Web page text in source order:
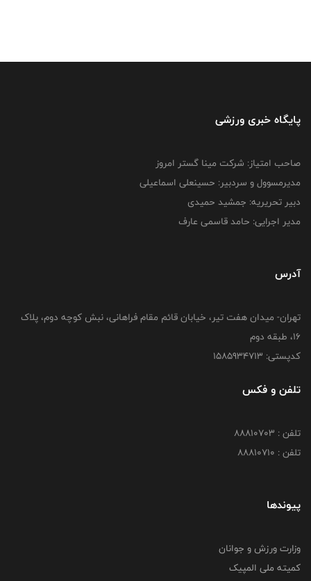
پایگاه خبری ورزشی
صاحب امتیاز: شرکت مینا گستر امروز
مدیرمسوول و سردبیر: حسینعلی اسماعیلی
دبیر تحریریه: جمشید حمیدی
مدیر اجرایی: حامد قاسمی عارف
آدرس
تهران- میدان هفت تیر، خیابان قائم مقام فراهانی، نبش کوچه دوم، پلاک
16، طبقه دوم
کدپستی: 1585934713
تلفن و فکس
تلفن : 88810703
تلفن : 88810710
پیوندها
وزارت ورزش و جوانان
کمیته ملی المپیک